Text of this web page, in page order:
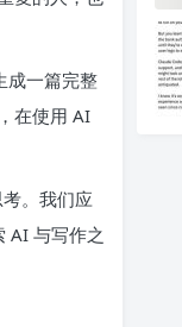
成一篇完整
在使用 AI
。我们应
AI 与写作之